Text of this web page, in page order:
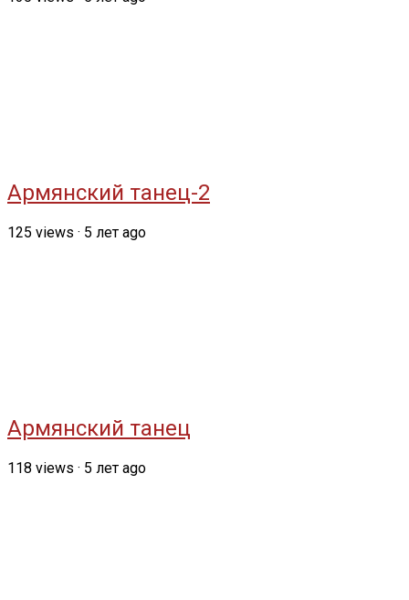
Армянский танец-2
125 views · 5 лет ago
Армянский танец
118 views · 5 лет ago